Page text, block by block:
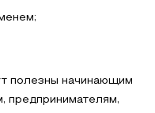
полезны начинающим
предпринимателям,